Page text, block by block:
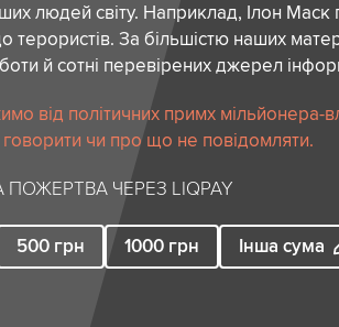
людей світу. Наприклад, Ілон Маск
терористів. За більшістю наших
й сотні перевірених джерел
від політичних примх мільйонера-
чи про що не повідомляти.
ЧЕРЕЗ LIQPAY
500 грн 1000 грн Інша сума